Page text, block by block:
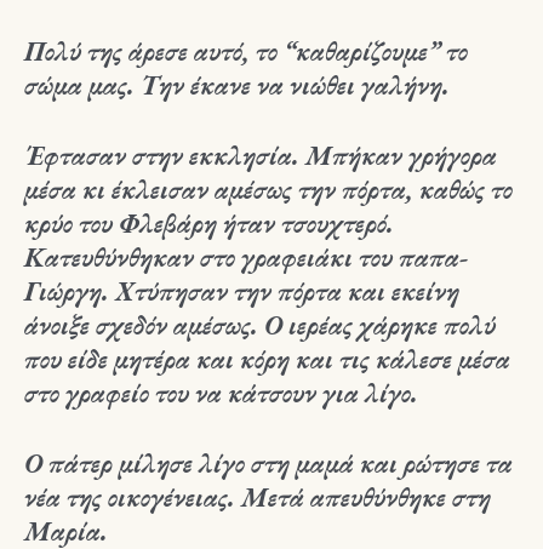
Πολύ της άρεσε αυτό, το “καθαρίζουμε” το
σώμα μας. Την έκανε να νιώθει γαλήνη.
Έφτασαν στην εκκλησία. Μπήκαν γρήγορα
μέσα κι έκλεισαν αμέσως την πόρτα, καθώς το
κρύο του Φλεβάρη ήταν τσουχτερό.
Κατευθύνθηκαν στο γραφειάκι του παπα-
Γιώργη. Χτύπησαν την πόρτα και εκείνη
άνοιξε σχεδόν αμέσως. Ο ιερέας χάρηκε πολύ
που είδε μητέρα και κόρη και τις κάλεσε μέσα
στο γραφείο του να κάτσουν για λίγο.
Ο πάτερ μίλησε λίγο στη μαμά και ρώτησε τα
νέα της οικογένειας. Μετά απευθύνθηκε στη
Μαρία.